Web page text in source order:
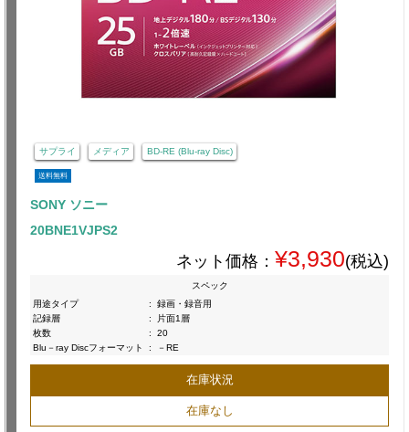
サプライ メディア BD-RE (Blu-ray Disc)
送料無料
SONY ソニー
20BNE1VJPS2
ネット価格： ¥3,930(税込)
スペック
用途タイプ
:
録画・録音用
記録層
:
片面1層
枚数
:
20
Blu－ray Discフォーマット
: －RE
在庫状況
在庫なし